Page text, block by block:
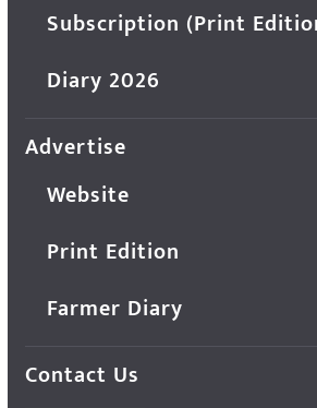
Subscription (Print
Diary 2026
Advertise
Website
Print Edition
Farmer Diary
Contact Us